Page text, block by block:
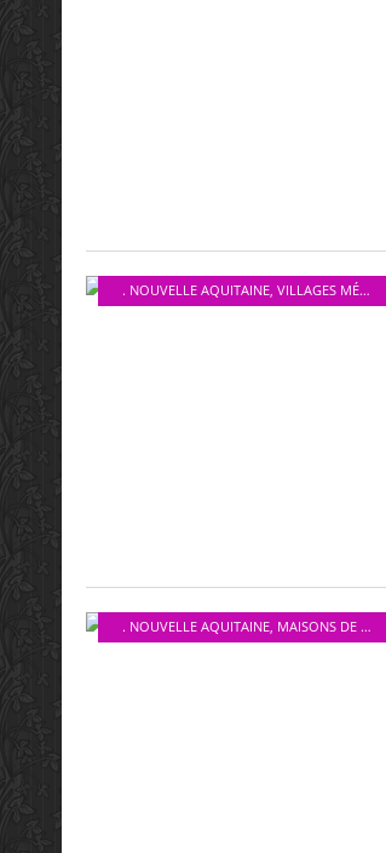
. NOUVELLE AQUITAINE VILLAGES MÉDIEVAUX
. NOUVELLE AQUITAINE MAISONS DE NOS RÉGIONS